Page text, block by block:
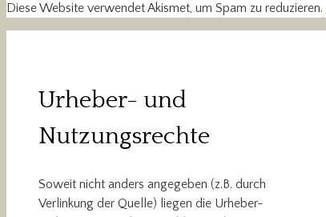
Diese Website verwendet Akismet, um Spam zu reduzieren.
Urheber- und
Nutzungsrechte
Soweit nicht anders angegeben (z.B. durch
Verlinkung der Quelle) liegen die Urheber-